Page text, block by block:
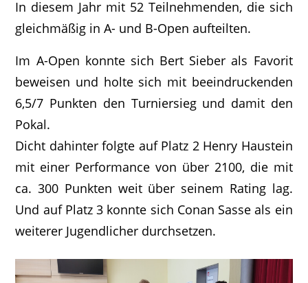
In diesem Jahr mit 52 Teilnehmenden, die sich
gleichmäßig in A- und B-Open aufteilten.
Im A-Open konnte sich Bert Sieber als Favorit
beweisen und holte sich mit beeindruckenden
6,5/7 Punkten den Turniersieg und damit den
Pokal.
Dicht dahinter folgte auf Platz 2 Henry Haustein
mit einer Performance von über 2100, die mit
ca. 300 Punkten weit über seinem Rating lag.
Und auf Platz 3 konnte sich Conan Sasse als ein
weiterer Jugendlicher durchsetzen.